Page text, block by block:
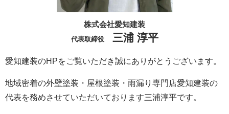
株式会社愛知建装
代表取締役 三浦 淳平
愛知建装のHPをご覧いただき誠にありがとうございます。
地域密着の外壁塗装・屋根塗装・雨漏り専門店愛知建装の
代表を務めさせていただいております三浦淳平です。